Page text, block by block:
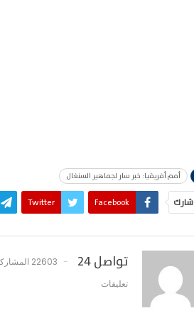
أمم أفريقيا: خبر سار لجماهير السنغال
شارك Facebook
Twitter
تواصل 24 22603 المشاركات
تعليقات